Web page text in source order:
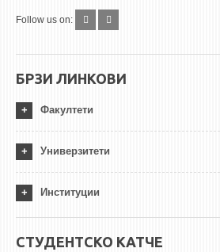
Follow us on:
БРЗИ ЛИНКОВИ
Факултети
Универзитети
Институции
СТУДЕНТСКО КАТЧЕ